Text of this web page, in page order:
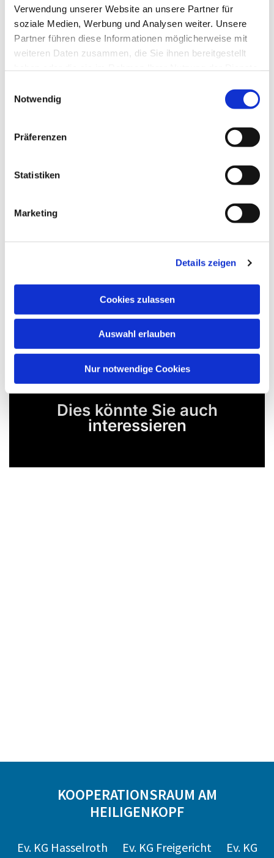
Verwendung unserer Website an unsere Partner für
soziale Medien, Werbung und Analysen weiter. Unsere
Partner führen diese Informationen möglicherweise mit
weiteren Daten zusammen, die Sie ihnen bereitgestellt
Notwendig
Präferenzen
Statistiken
Marketing
Details zeigen
Cookies zulassen
Auswahl erlauben
Nur notwendige Cookies
Dies könnte Sie auch
interessieren
KOOPERATIONSRAUM AM
HEILIGENKOPF
Ev. KG Hasselroth Ev. KG Freigericht
Ev. KG